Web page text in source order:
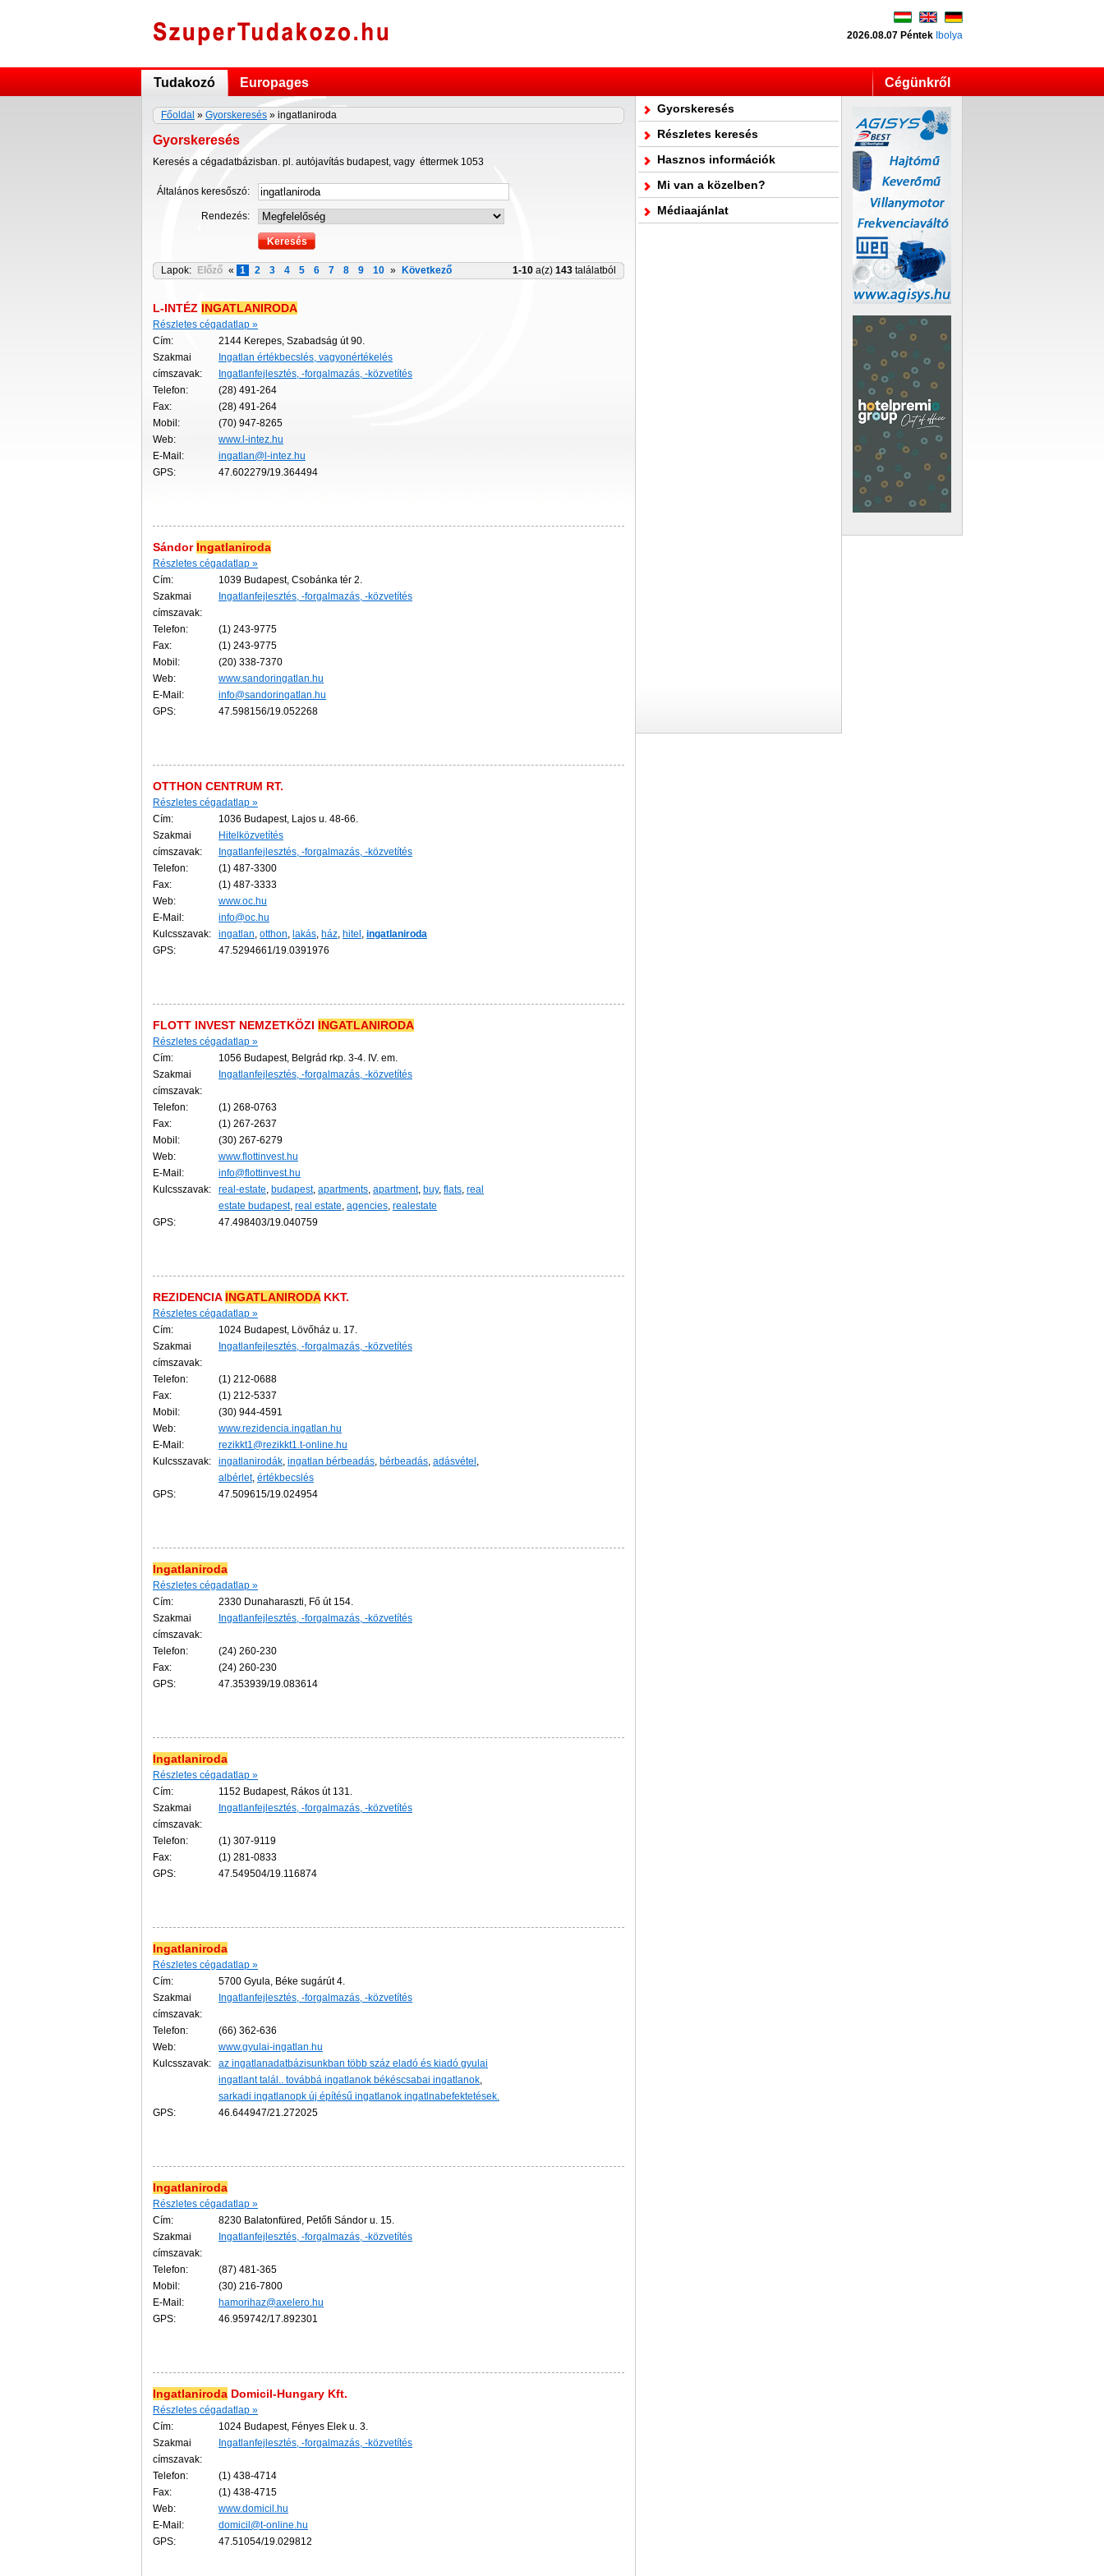
2026.08.07 Péntek Ibolya
Tudakozó Europages Cégünkről
Főoldal » Gyorskeresés » ingatlaniroda
Gyorskeresés
Keresés a cégadatbázisban. pl. autójavítás budapest, vagy éttermek 1053
Általános keresőszó:
Rendezés:
Lapok: Előző « 1 2 3 4 5 6 7 8 9 10 » Következő 1-10 a(z) 143 találatból
L-INTÉZ INGATLANIRODA
Részletes cégadatlap »
Cím:
2144 Kerepes, Szabadság út 90.
Szakmai
címszavak:
Ingatlan értékbecslés, vagyonértékelés
Ingatlanfejlesztés, -forgalmazás, -közvetítés
Telefon:
(28) 491-264
Fax:
(28) 491-264
Mobil:
(70) 947-8265
Web:
www.l-intez.hu
E-Mail:
ingatlan@l-intez.hu
GPS:
47.602279/19.364494
Sándor Ingatlaniroda
Részletes cégadatlap »
Cím:
1039 Budapest, Csobánka tér 2.
Szakmai
címszavak:
Ingatlanfejlesztés, -forgalmazás, -közvetítés
Telefon:
(1) 243-9775
Fax:
(1) 243-9775
Mobil:
(20) 338-7370
Web:
www.sandoringatlan.hu
E-Mail:
info@sandoringatlan.hu
GPS:
47.598156/19.052268
OTTHON CENTRUM RT.
Részletes cégadatlap »
Cím:
1036 Budapest, Lajos u. 48-66.
Szakmai
címszavak:
Hitelközvetítés
Ingatlanfejlesztés, -forgalmazás, -közvetítés
Telefon:
(1) 487-3300
Fax:
(1) 487-3333
Web:
www.oc.hu
E-Mail:
info@oc.hu
Kulcsszavak:
ingatlan, otthon, lakás, ház, hitel , ingatlaniroda
GPS:
47.5294661/19.0391976
FLOTT INVEST NEMZETKÖZI INGATLANIRODA
Részletes cégadatlap »
Cím:
1056 Budapest, Belgrád rkp. 3-4. IV. em.
Szakmai
címszavak:
Ingatlanfejlesztés, -forgalmazás, -közvetítés
Telefon:
(1) 268-0763
Fax:
(1) 267-2637
Mobil:
(30) 267-6279
Web:
www.flottinvest.hu
E-Mail:
info@flottinvest.hu
Kulcsszavak:
real-estate, budapest, apartments, apartment, buy, flats, real
estate budapest, real estate, agencies, realestate
GPS:
47.498403/19.040759
REZIDENCIA INGATLANIRODAKKT.
Részletes cégadatlap »
Cím:
1024 Budapest, Lövőház u. 17.
Szakmai
címszavak:
Ingatlanfejlesztés, -forgalmazás, -közvetítés
Telefon:
(1) 212-0688
Fax:
(1) 212-5337
Mobil:
(30) 944-4591
Web:
www.rezidencia.ingatlan.hu
E-Mail:
rezikkt1@rezikkt1.t-online.hu
Kulcsszavak:
ingatlanirodák, ingatlan bérbeadás, bérbeadás, adásvétel ,
albérlet, értékbecslés
GPS:
47.509615/19.024954
Ingatlaniroda
Részletes cégadatlap »
Cím:
2330 Dunaharaszti, Fő út 154.
Szakmai
címszavak:
Ingatlanfejlesztés, -forgalmazás, -közvetítés
Telefon:
(24) 260-230
Fax:
(24) 260-230
GPS:
47.353939/19.083614
Ingatlaniroda
Részletes cégadatlap »
Cím:
1152 Budapest, Rákos út 131.
Szakmai
címszavak:
Ingatlanfejlesztés, -forgalmazás, -közvetítés
Telefon:
(1) 307-9119
Fax:
(1) 281-0833
GPS:
47.549504/19.116874
Ingatlaniroda
Részletes cégadatlap »
Cím:
5700 Gyula, Béke sugárút 4.
Szakmai
címszavak:
Ingatlanfejlesztés, -forgalmazás, -közvetítés
Telefon:
(66) 362-636
Web:
www.gyulai-ingatlan.hu
Kulcsszavak:
az ingatlanadatbázisunkban több száz eladó és kiadó gyulai
ingatlant talál.. továbbá ingatlanok békéscsabai ingatlanok,
sarkadi ingatlanopk új építésű ingatlanok ingatlnabefektetések.
GPS:
46.644947/21.272025
Ingatlaniroda
Részletes cégadatlap »
Cím:
8230 Balatonfüred, Petőfi Sándor u. 15.
Szakmai
címszavak:
Ingatlanfejlesztés, -forgalmazás, -közvetítés
Telefon:
(87) 481-365
Mobil:
(30) 216-7800
E-Mail:
hamorihaz@axelero.hu
GPS:
46.959742/17.892301
Ingatlaniroda Domicil-Hungary Kft.
Részletes cégadatlap »
Cím:
1024 Budapest, Fényes Elek u. 3.
Szakmai
címszavak:
Ingatlanfejlesztés, -forgalmazás, -közvetítés
Telefon:
(1) 438-4714
Fax:
(1) 438-4715
Web:
www.domicil.hu
E-Mail:
domicil@t-online.hu
GPS:
47.51054/19.029812
Gyorskeresés
Részletes keresés
Hasznos információk
Mi van a közelben?
Médiaajánlat